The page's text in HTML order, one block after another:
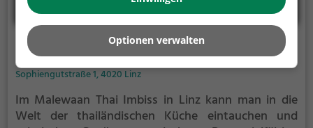
Malewaan Thai Imbiss
Sophiengutstraße 1, 4020 Linz
Im Malewaan Thai Imbiss in Linz kann man in die
Welt der thailändischen Küche eintauchen und
Optionen verwalten